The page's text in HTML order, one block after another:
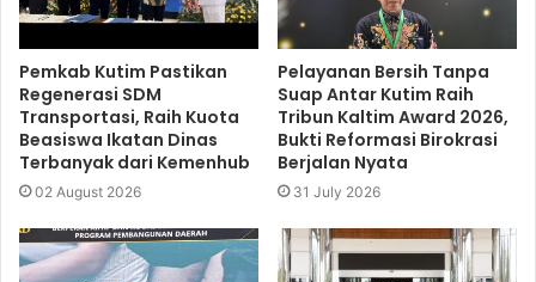
Pemkab Kutim Pastikan
Regenerasi SDM
Transportasi, Raih Kuota
Beasiswa Ikatan Dinas
Terbanyak dari Kemenhub
02 August 2026
Pelayanan Bersih Tanpa
Suap Antar Kutim Raih
Tribun Kaltim Award 2026,
Bukti Reformasi Birokrasi
Berjalan Nyata
31 July 2026